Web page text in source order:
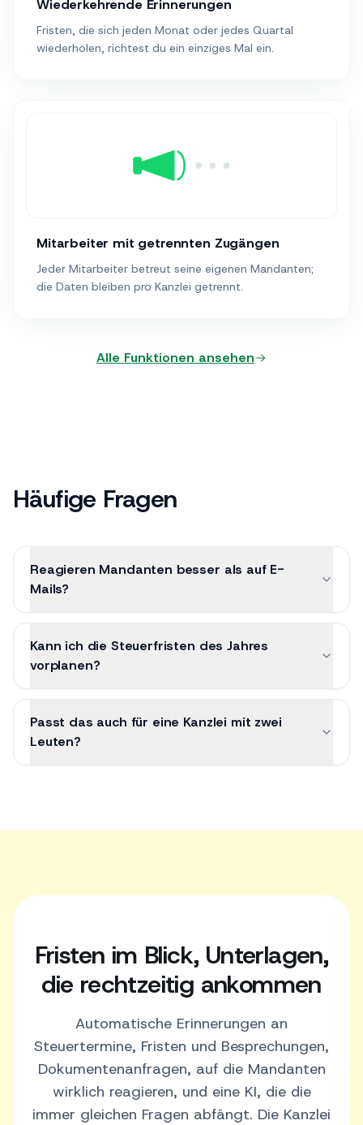
Wiederkehrende Erinnerungen
Fristen, die sich jeden Monat oder jedes Quartal
wiederholen, richtest du ein einziges Mal ein.
Mitarbeiter mit getrennten Zugängen
Jeder Mitarbeiter betreut seine eigenen Mandanten;
die Daten bleiben pro Kanzlei getrennt.
Alle Funktionen ansehen
Häufige Fragen
Reagieren Mandanten besser als auf E-
Mails?
Kann ich die Steuerfristen des Jahres
vorplanen?
Passt das auch für eine Kanzlei mit zwei
Leuten?
Fristen im Blick, Unterlagen,
die rechtzeitig ankommen
Automatische Erinnerungen an
Steuertermine, Fristen und Besprechungen,
Dokumentenanfragen, auf die Mandanten
wirklich reagieren, und eine KI, die die
immer gleichen Fragen abfängt. Die Kanzlei